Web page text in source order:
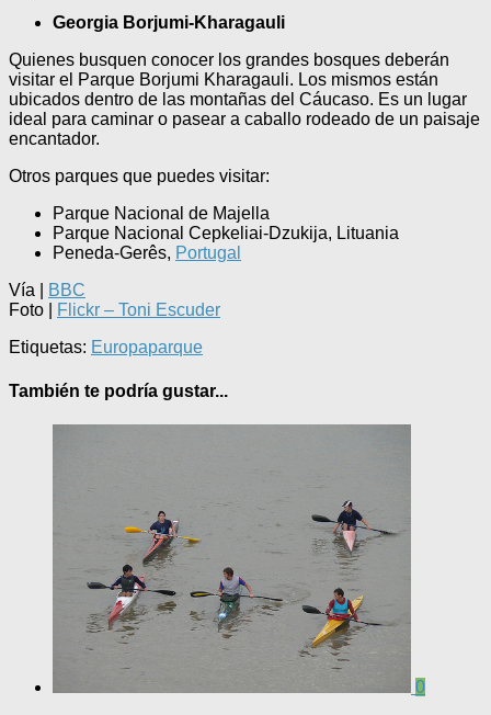
Georgia Borjumi-Kharagauli
Quienes busquen conocer los grandes bosques deberán
visitar el Parque Borjumi Kharagauli. Los mismos están
ubicados dentro de las montañas del Cáucaso. Es un lugar
ideal para caminar o pasear a caballo rodeado de un paisaje
encantador.
Otros parques que puedes visitar:
Parque Nacional de Majella
Parque Nacional Cepkeliai-Dzukija, Lituania
Peneda-Gerês, Portugal
Vía |
BBC
Foto |
Flickr – Toni Escuder
Etiquetas: Europaparque
También te podría gustar...
0